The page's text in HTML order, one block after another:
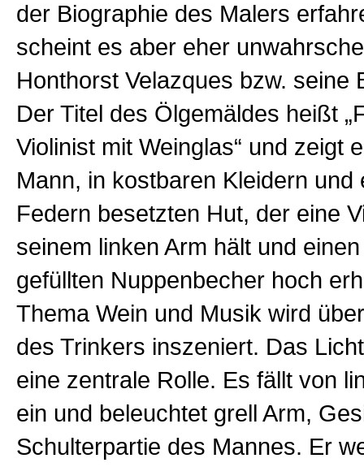
der Biographie des Malers
scheint es aber eher
Honthorst Velazques bzw. seine
Der Titel des Ölgemäldes heißt
Violinist mit Weinglas“ und zeigt
Mann, in kostbaren Kleidern und
Federn besetzten Hut, der eine
seinem linken Arm hält und
gefüllten Nuppenbecher hoch
Thema Wein und Musik wird
des Trinkers inszeniert. Das
eine zentrale Rolle. Es fällt von
ein und beleuchtet grell Arm,
Schulterpartie des Mannes. Er